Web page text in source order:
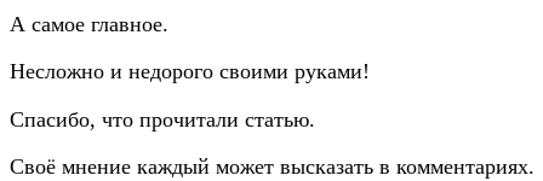
А самое главное.
Несложно и недорого своими руками!
Спасибо, что прочитали статью.
Своё мнение каждый может высказать в комментариях.